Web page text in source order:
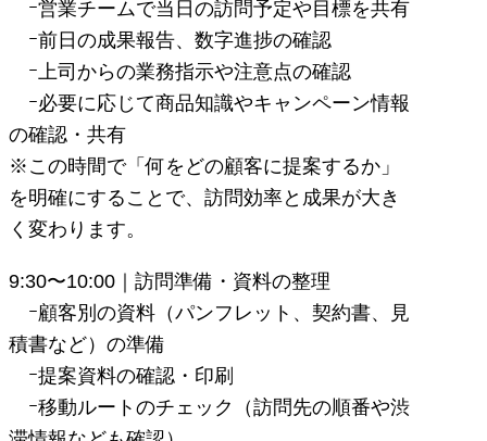
ｰ営業チームで当日の訪問予定や目標を共有
ｰ前日の成果報告、数字進捗の確認
ｰ上司からの業務指示や注意点の確認
ｰ必要に応じて商品知識やキャンペーン情報
の確認・共有
※この時間で「何をどの顧客に提案するか」
を明確にすることで、訪問効率と成果が大き
く変わります。
9:30〜10:00｜訪問準備・資料の整理
ｰ顧客別の資料（パンフレット、契約書、見
積書など）の準備
ｰ提案資料の確認・印刷
ｰ移動ルートのチェック（訪問先の順番や渋